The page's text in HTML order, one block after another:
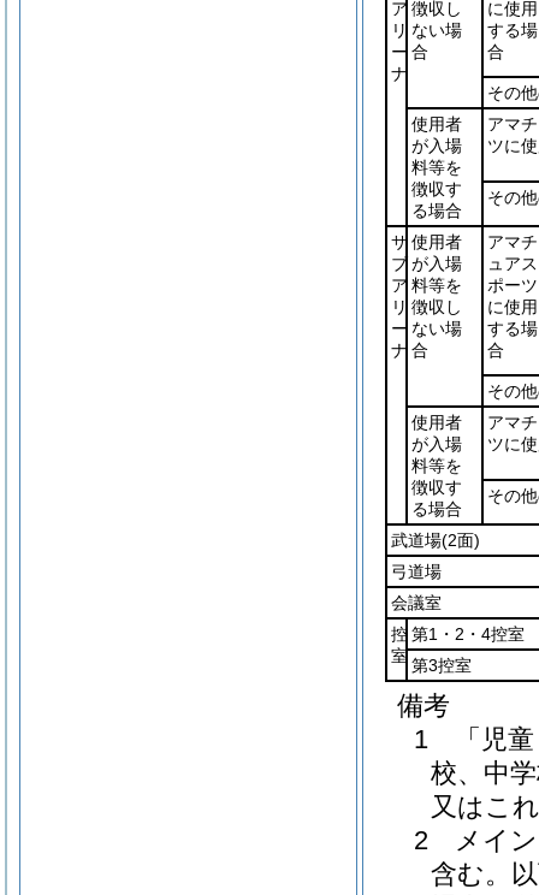
ア
リ
ー
ナ
徴収し
ない場
合
に使用
する場
合
その
使用者
が入場
料等を
徴収す
る場合
アマ
ツに
その
サ
ブ
ア
リ
ー
ナ
使用者
が入場
料等を
徴収し
ない場
合
アマチ
ュアス
ポーツ
に使用
する場
合
その
使用者
が入場
料等を
徴収す
る場合
アマ
ツに
その
武道場(2面)
弓道場
会議室
控
室
第1・2・4控室
第3控室
備考
1 「児童
校、中
又はこ
2 メイン
含む。